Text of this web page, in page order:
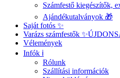
Számfestő kiegészítők,
Ajándékutalványok 🎁
Saját fotós ✨
Varázs számfestők ✨
Vélemények
Infók ℹ️
Rólunk
Szállítási információk